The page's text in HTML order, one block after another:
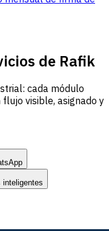
de Rafik
cada módulo
visible, asignado y
inteligentes